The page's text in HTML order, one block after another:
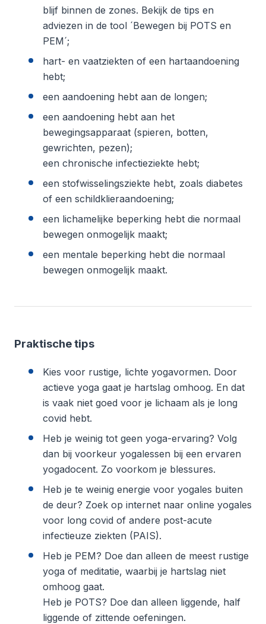
blijf binnen de zones. Bekijk de tips en
adviezen in de tool ´Bewegen bij POTS en
PEM´;
hart- en vaatziekten of een hartaandoening
hebt;
een aandoening hebt aan de longen;
een aandoening hebt aan het
bewegingsapparaat (spieren, botten,
gewrichten, pezen);
een chronische infectieziekte hebt;
een stofwisselingsziekte hebt, zoals diabetes
of een schildklieraandoening;
een lichamelijke beperking hebt die normaal
bewegen onmogelijk maakt;
een mentale beperking hebt die normaal
bewegen onmogelijk maakt.
Praktische tips
Kies voor rustige, lichte yogavormen. Door
actieve yoga gaat je hartslag omhoog. En dat
is vaak niet goed voor je lichaam als je long
covid hebt.
Heb je weinig tot geen yoga-ervaring? Volg
dan bij voorkeur yogalessen bij een ervaren
yogadocent. Zo voorkom je blessures.
Heb je te weinig energie voor yogales buiten
de deur? Zoek op internet naar online yogales
voor long covid of andere post-acute
infectieuze ziekten (PAIS).
Heb je PEM? Doe dan alleen de meest rustige
yoga of meditatie, waarbij je hartslag niet
omhoog gaat.
Heb je POTS? Doe dan alleen liggende, half
liggende of zittende oefeningen.